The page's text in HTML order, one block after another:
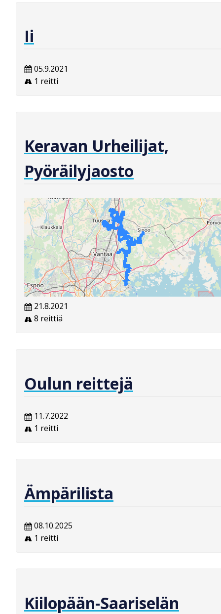
Ii
05.9.2021
1 reitti
Keravan Urheilijat,
Pyöräilyjaosto
21.8.2021
8 reittiä
Oulun reittejä
11.7.2022
1 reitti
Ämpärilista
08.10.2025
1 reitti
Kiilopään-Saariselän